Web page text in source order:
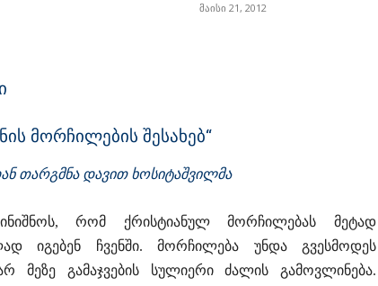
მაისი 21, 2012
მორჩილების შესახებ“
თარგმნა დავით ხოსიტაშვილმა
რომ ქრისტიანულ მორჩილებას მეტად
იგებენ ჩვენში. მორჩილება უნდა გვესმოდეს
გამაჯვების სულიერი ძალის გამოვლინება.